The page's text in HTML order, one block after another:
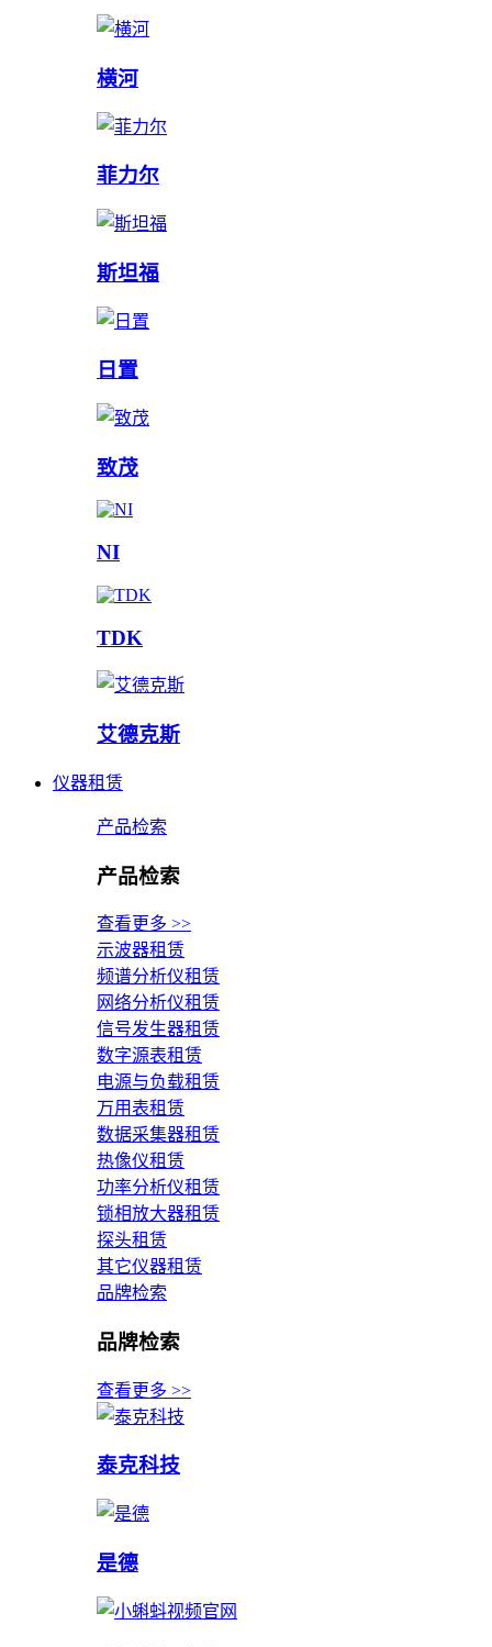
横河
菲力尔
斯坦福
日置
致茂
NI
TDK
艾德克斯
仪器租赁
产品检索
产品检索
查看更多 >>
示波器租赁
频谱分析仪租赁
网络分析仪租赁
信号发生器租赁
数字源表租赁
电源与负载租赁
万用表租赁
数据采集器租赁
热像仪租赁
功率分析仪租赁
锁相放大器租赁
探头租赁
其它仪器租赁
品牌检索
品牌检索
查看更多 >>
泰克科技
是德